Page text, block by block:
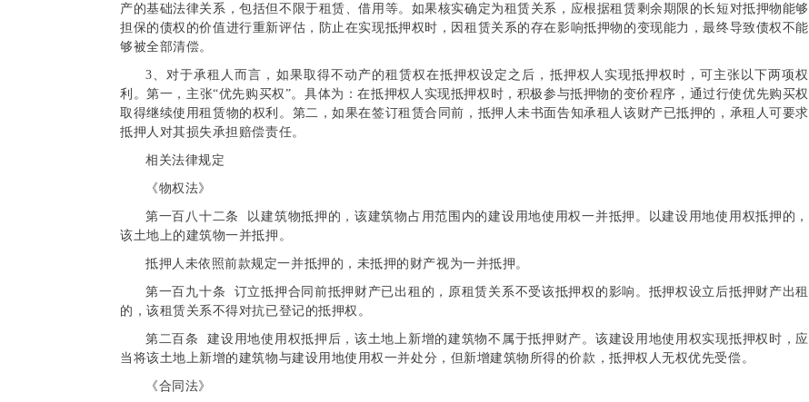
产的基础法律关系，包括但不限于租赁、借用等。如果核实确定为租赁关系，应根据租赁剩余期限的长短对抵押物能够
担保的债权的价值进行重新评估，防止在实现抵押权时，因租赁关系的存在影响抵押物的变现能力，最终导致债权不能
够被全部清偿。
3、对于承租人而言，如果取得不动产的租赁权在抵押权设定之后，抵押权人实现抵押权时，可主张以下两项权
利。第一，主张“优先购买权”。具体为：在抵押权人实现抵押权时，积极参与抵押物的变价程序，通过行使优先购买权
取得继续使用租赁物的权利。第二，如果在签订租赁合同前，抵押人未书面告知承租人该财产已抵押的，承租人可要求
抵押人对其损失承担赔偿责任。
相关法律规定
《物权法》
第一百八十二条 以建筑物抵押的，该建筑物占用范围内的建设用地使用权一并抵押。以建设用地使用权抵押的，
该土地上的建筑物一并抵押。
抵押人未依照前款规定一并抵押的，未抵押的财产视为一并抵押。
第一百九十条 订立抵押合同前抵押财产已出租的，原租赁关系不受该抵押权的影响。抵押权设立后抵押财产出租
的，该租赁关系不得对抗已登记的抵押权。
第二百条 建设用地使用权抵押后，该土地上新增的建筑物不属于抵押财产。该建设用地使用权实现抵押权时，应
当将该土地上新增的建筑物与建设用地使用权一并处分，但新增建筑物所得的价款，抵押权人无权优先受偿。
《合同法》